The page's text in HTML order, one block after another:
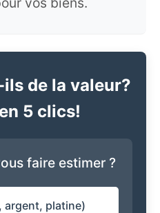
de la valeur?
5 clics!
faire estimer ?
argent, platine)